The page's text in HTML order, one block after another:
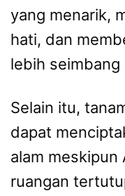
yang menarik,
hati, dan
lebih seimbang
Selain itu,
dapat
alam meskipun
ruangan